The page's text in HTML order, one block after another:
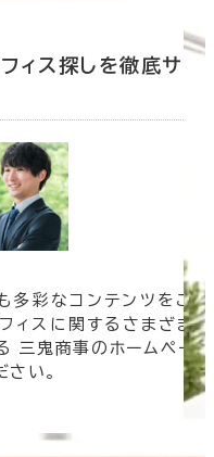
ィス探しを徹底サ
多彩なコンテンツをご
ィスに関するさまざま
三鬼商事のホームペー
い。